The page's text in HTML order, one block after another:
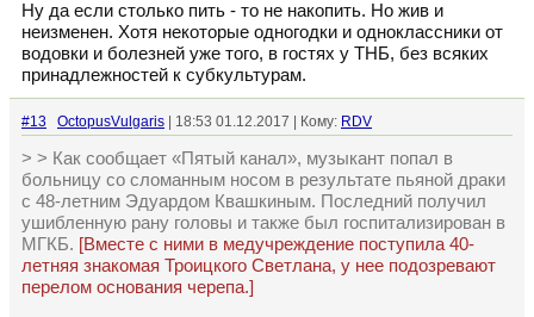
Ну да если столько пить - то не накопить. Но жив и
неизменен. Хотя некоторые одногодки и одноклассники от
водовки и болезней уже того, в гостях у ТНБ, без всяких
принадлежностей к субкультурам.
#13 OctopusVulgaris | 18:53 01.12.2017 | Кому: RDV
> > Как сообщает «Пятый канал», музыкант попал в
больницу со сломанным носом в результате пьяной драки
с 48-летним Эдуардом Квашкиным. Последний получил
ушибленную рану головы и также был госпитализирован в
МГКБ. [Вместе с ними в медучреждение поступила 40-
летняя знакомая Троицкого Светлана, у нее подозревают
перелом основания черепа.]